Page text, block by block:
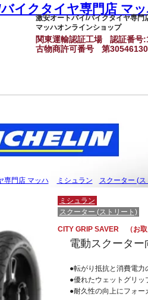
激安オートバイ/バイクタイヤ専門
マッハオンラインショップ
関東運輸認証工場
認証番号
古物商許可番号
第
専門店 マッハ ミシュラン スクーター (
ミシュラン
スクーター (ストリート)
CITY GRIP SAVER （お取
電動スクータ
●転がり抵抗と消費電力
●優れたウェットグリッ
●耐久性の向上にフォー